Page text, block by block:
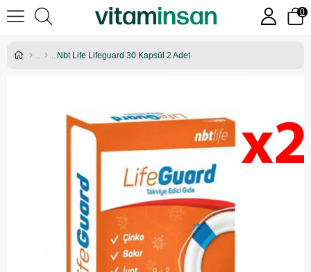
0
Nbt Life Lifeguard 30 Kapsül 2 Adet